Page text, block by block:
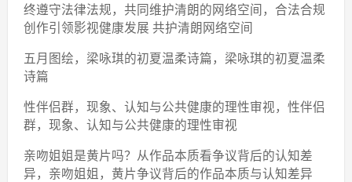
终遵守法律法规，共同维护清朗的网络空间，合法合规
创作引领影视健康发展 共护清朗网络空间
五月图绘，梁咏琪的初夏温柔诗篇，梁咏琪的初夏温柔
诗篇
性伴侣群，现象、认知与公共健康的理性审视，性伴侣
群，现象、认知与公共健康的理性审视
亲吻姐姐是黄片吗？从作品本质看争议背后的认知差
异，亲吻姐姐，黄片争议背后的作品本质与认知差异